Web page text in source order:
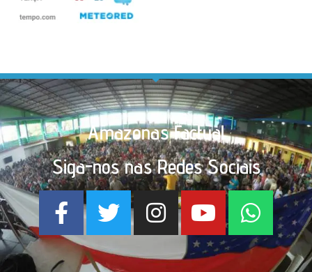
Amazonas Factual
Siga-nos nas Redes Sociais